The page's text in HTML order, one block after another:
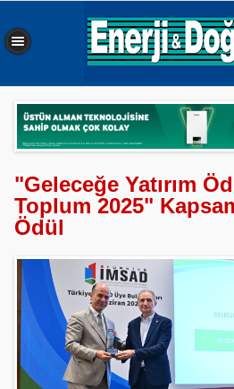
"Geleceğe Yatırım
Toplum 2025"
Ödül
0,461 sn